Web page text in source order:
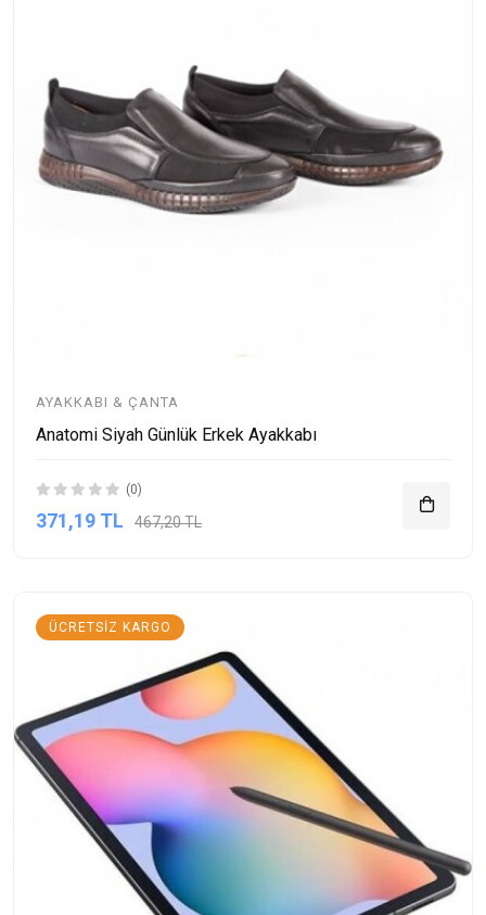
AYAKKABI & ÇANTA
Anatomi Siyah Günlük Erkek Ayakkabı
(0)
371,19 TL 467,20 TL
ÜCRETSIZ KARGO